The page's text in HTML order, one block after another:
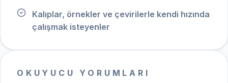
Kalıplar, örnekler ve çevirilerle kendi hızında
çalışmak isteyenler
OKUYUCU YORUMLARI